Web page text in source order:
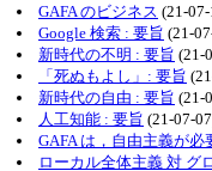
GAFA のビジネス (21-
Google 検索 : 要旨 (21-
新時代の不明 : 要旨 (21-
「死ぬもよし」: 要旨
新時代の自由 : 要旨 (21-
人工知能 : 要旨 (21-07-
GAFA は，自由主義が必
ローカル全体主義 対 グ